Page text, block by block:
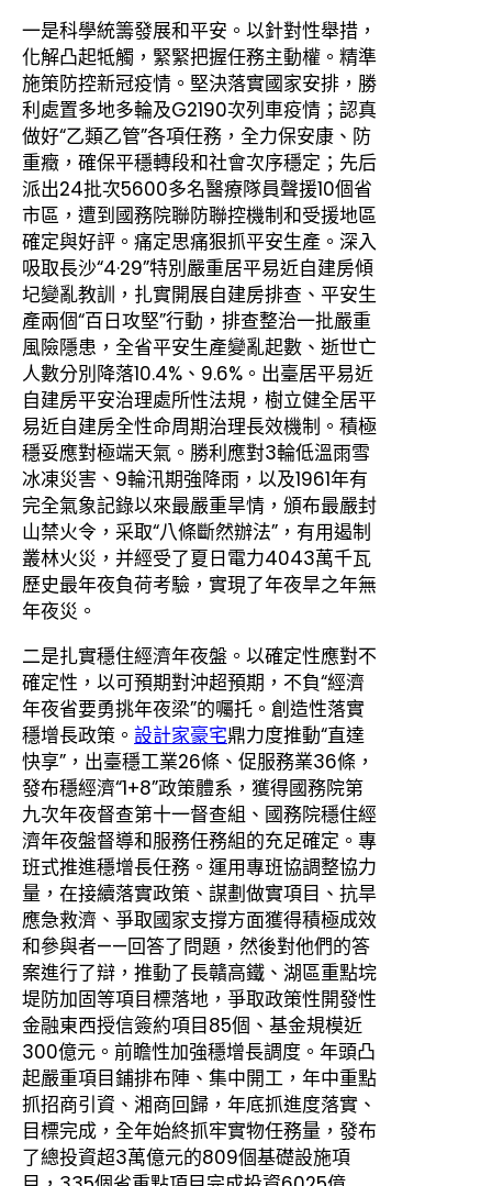
一是科學統籌發展和平安。以針對性舉措，
化解凸起牴觸，緊緊把握任務主動權。精準
施策防控新冠疫情。堅決落實國家安排，勝
利處置多地多輪及G2190次列車疫情；認真
做好“乙類乙管”各項任務，全力保安康、防
重癥，確保平穩轉段和社會次序穩定；先后
派出24批次5600多名醫療隊員聲援10個省
市區，遭到國務院聯防聯控機制和受援地區
確定與好評。痛定思痛狠抓平安生產。深入
吸取長沙“4·29”特別嚴重居平易近自建房傾
圮變亂教訓，扎實開展自建房排查、平安生
產兩個“百日攻堅”行動，排查整治一批嚴重
風險隱患，全省平安生產變亂起數、逝世亡
人數分別降落10.4%、9.6%。出臺居平易近
自建房平安治理處所性法規，樹立健全居平
易近自建房全性命周期治理長效機制。積極
穩妥應對極端天氣。勝利應對3輪低溫雨雪
冰凍災害、9輪汛期強降雨，以及1961年有
完全氣象記錄以來最嚴重旱情，頒布最嚴封
山禁火令，采取“八條斷然辦法”，有用遏制
叢林火災，并經受了夏日電力4043萬千瓦
歷史最年夜負荷考驗，實現了年夜旱之年無
年夜災。
二是扎實穩住經濟年夜盤。以確定性應對不
確定性，以可預期對沖超預期，不負“經濟
年夜省要勇挑年夜梁”的囑托。創造性落實
穩增長政策。 設計家豪宅鼎力度推動“直達
快享”，出臺穩工業26條、促服務業36條，
發布穩經濟“1+8”政策體系，獲得國務院第
九次年夜督查第十一督查組、國務院穩住經
濟年夜盤督導和服務任務組的充足確定。專
班式推進穩增長任務。運用專班協調整協力
量，在接續落實政策、謀劃做實項目、抗旱
應急救濟、爭取國家支撐方面獲得積極成效
和參與者——回答了問題，然後對他們的答
案進行了辯，推動了長贛高鐵、湖區重點垸
堤防加固等項目標落地，爭取政策性開發性
金融東西授信簽約項目85個、基金規模近
300億元。前瞻性加強穩增長調度。年頭凸
起嚴重項目鋪排布陣、集中開工，年中重點
抓招商引資、湘商回歸，年底抓進度落實、
目標完成，全年始終抓牢實物任務量，發布
了總投資超3萬億元的809個基礎設施項